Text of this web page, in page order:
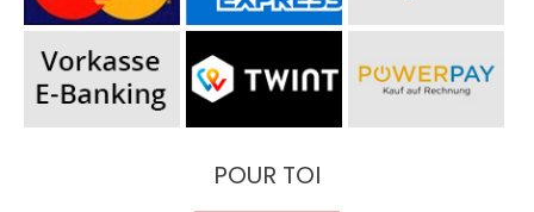
POUR TOI